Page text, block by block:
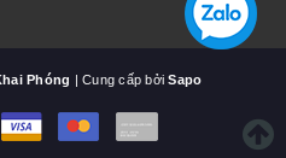
Phóng | Cung cấp bởiSapo